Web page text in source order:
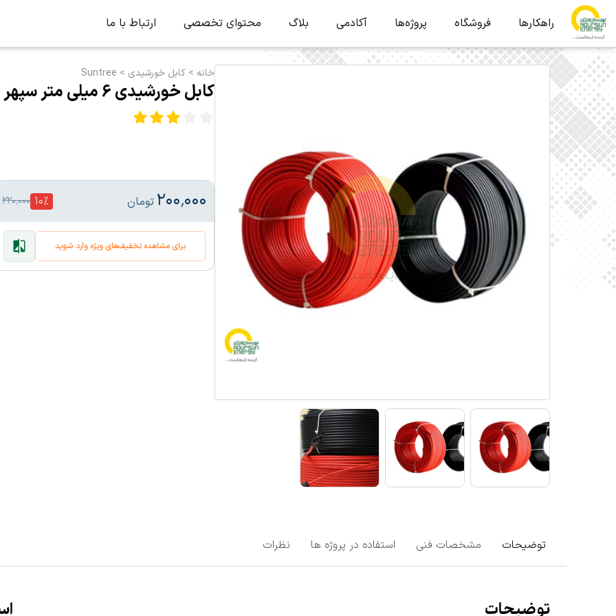
راهکارها فروشگاه پروژه‌ها آکادمی بلاگ محتوای تخصصی ارتباط با ما
خانه > کابل خورشیدی >
Suntree
کابل خورشیدی 6 میلی متر سپهر البرز
۲۰۰٬۰۰۰ تومان 10% ۲۲۰٬۰۰۰
برای مشاهده تخفیف‌های ویژه وارد شوید
توضیحات مشخصات فنی استفاده در پروژه ها نظرات
توضیحات